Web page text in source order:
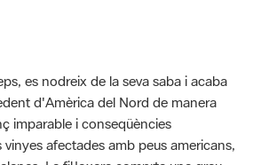
es nodreix de la seva saba i acaba
d'Amèrica del Nord de manera
imparable i conseqüències
afectades amb peus americans,